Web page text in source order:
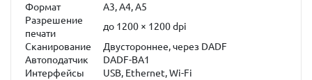
Формат
A3, A4, A5
Разрешение
печати
до 1200 × 1200 dpi
Сканирование
Двустороннее, через DADF
Автоподатчик
DADF-BA1
Интерфейсы
USB, Ethernet, Wi-Fi